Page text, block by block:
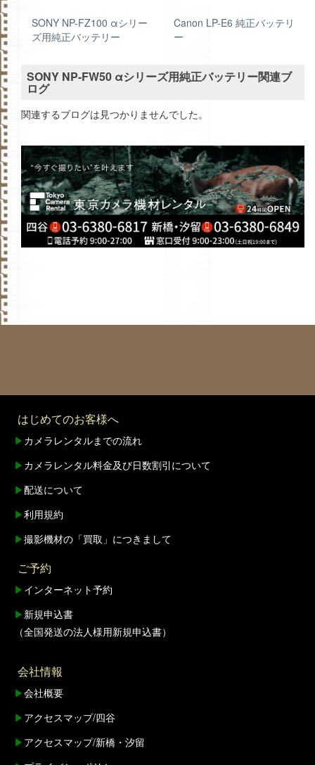
SONY NP-FZ100 αシリー
ズ用純正バッテリー
Canon LP-E6 純正バッテリ
ー
SONY NP-FW50 αシリーズ用純正バッテリー関連ブ
ログ
関連するブログは見つかりませんでした。
はじめてのお客様へ
▶ カメラレンタルまでの流れ
▶ カメラレンタル料金及び日数割引について
▶配送について
▶利用規約
▶撮影機材の「買取」につきまして
ご予約
▶ インターネット予約
▶ 新規申込書
（全国発送の法人様用新規申込書）
会社情報
▶会社概要
▶ アクセスマップ/四谷
▶ アクセスマップ/新橋・汐留